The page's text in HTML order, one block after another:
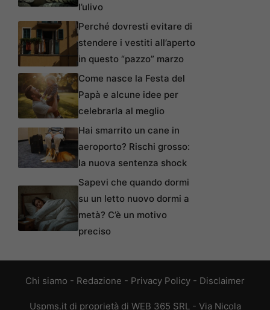
l’ulivo
Perché dovresti evitare di
stendere i vestiti all’aperto
in questo “pazzo” marzo
Come nasce la Festa del
Papà e alcune idee per
celebrarla al meglio
Hai smarrito un cane in
aeroporto? Rischi grosso:
la nuova sentenza shock
Sapevi che quando dormi
su un letto nuovo dormi a
metà? C’è un motivo
preciso
Chi siamo - Redazione - Privacy Policy - Disclaimer
Uspms.it di proprietà di WEB 365 SRL - Via Nicola